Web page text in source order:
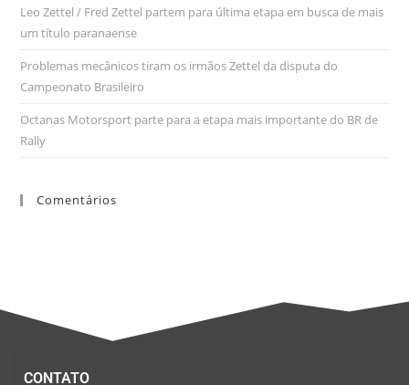
Leo Zettel / Fred Zettel partem para última etapa em busca de mais
um título paranaense
Problemas mecânicos tiram os irmãos Zettel da disputa do
Campeonato Brasileiro
Octanas Motorsport parte para a etapa mais importante do BR de
Rally
Comentários
CONTATO